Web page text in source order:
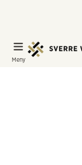
Meny